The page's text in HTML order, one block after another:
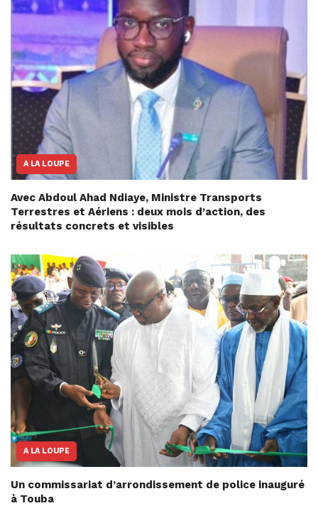
A LA LOUPE
Avec Abdoul Ahad Ndiaye, Ministre Transports
Terrestres et Aériens : deux mois d’action, des
résultats concrets et visibles
A LA LOUPE
Un commissariat d’arrondissement de police inauguré
à Touba